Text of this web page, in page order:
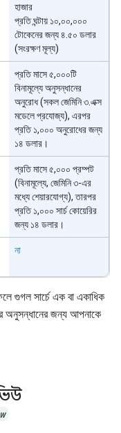
হাজার
প্রতি ঘন্টায় ১০,০০,০০০
টোকেনের জন্য ৪.৫০ ডলার
(সংরক্ষণ মূল্য)
প্রতি মাসে ৫,০০০টি
বিনামূল্যে অনুসন্ধানের
অনুরোধ (সকল জেমিনি ৩.এক্স
মডেলে প্রযোজ্য), এরপর
প্রতি ১,০০০ অনুরোধের জন্য
১৪ ডলার।
প্রতি মাসে ৫,০০০ প্রম্পট
(বিনামূল্যে, জেমিনি ৩-এর
মধ্যে শেয়ারযোগ্য), তারপর
প্রতি ১,০০০ সার্চ কোয়েরির
জন্য ১৪ ডলার।
না
গুগল সার্চে এক বা একাধিক
অনুসন্ধানের জন্য আপনাকে